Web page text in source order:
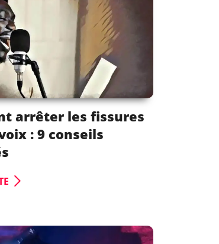
arrêter les fissures
: 9 conseils